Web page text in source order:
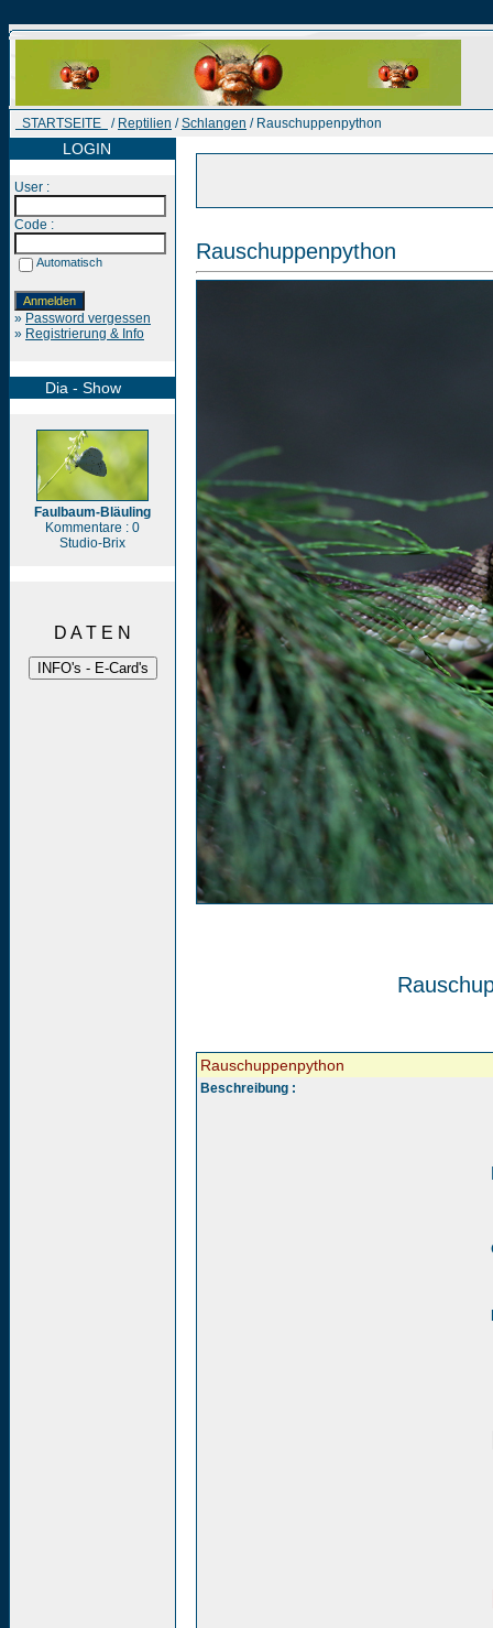
STARTSEITE / Reptilien /Schlangen / Rauschuppenpython
LOGIN
User :
Code :
Automatisch
» Password vergessen
» Registrierung & Info
Dia - Show
Faulbaum-Bläuling
Kommentare : 0
Studio-Brix
D A T E N
Rauschuppenpython
Rauschuppenpython
Beschreibung :